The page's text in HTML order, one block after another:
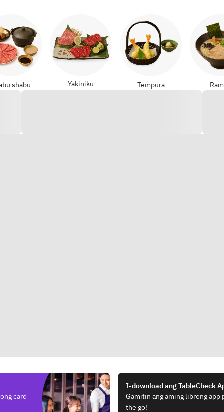
shabu Yakiniku Tempura
card
I-download ang TableCheck
Gamitin ang aming libreng app
the go!